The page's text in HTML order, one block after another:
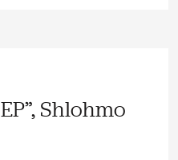
Shlohmo